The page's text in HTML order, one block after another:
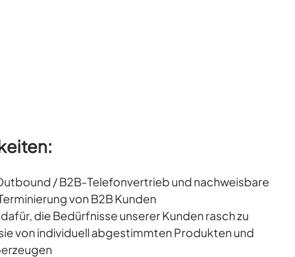
/ B2B-Telefonvertrieb und nachweisbare
von B2B Kunden
die Bedürfnisse unserer Kunden rasch zu
von individuell abgestimmten Produkten und